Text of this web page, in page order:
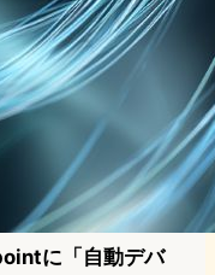
に「自動デバ